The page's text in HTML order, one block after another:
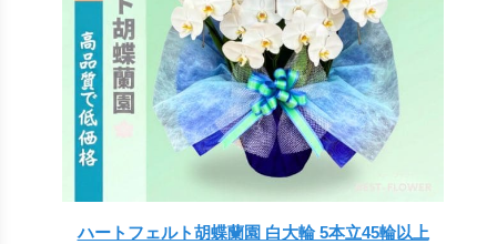
ハートフェルト胡蝶蘭園 白大輪 5本立45輪以上